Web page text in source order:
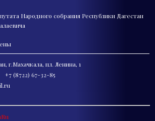
Народного собрания Республики Дагестан
г.Махачкала, пл. Ленина, 1
+7 (8722) 67-32-85